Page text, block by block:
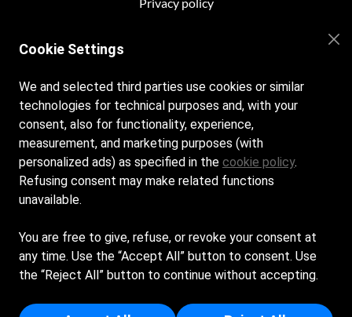
ORARI
Tutti i giorni dalle 09.00 alle 19.00
SEGUICI SUI NOSTRI SOCIAL
CALAMORESCA - 57025 - PIOMBINO (LI) - Iscritta al
Cookie Settings
We and selected third parties use cookies or similar
technologies for technical purposes and, with your
consent, also for functionality, experience,
measurement, and marketing purposes (with
personalized ads) as specified in the cookie policy.
Refusing consent may make related functions
unavailable.
You are free to give, refuse, or revoke your consent at
any time. Use the “Accept All” button to consent. Use
the “Reject All” button to continue without accepting.